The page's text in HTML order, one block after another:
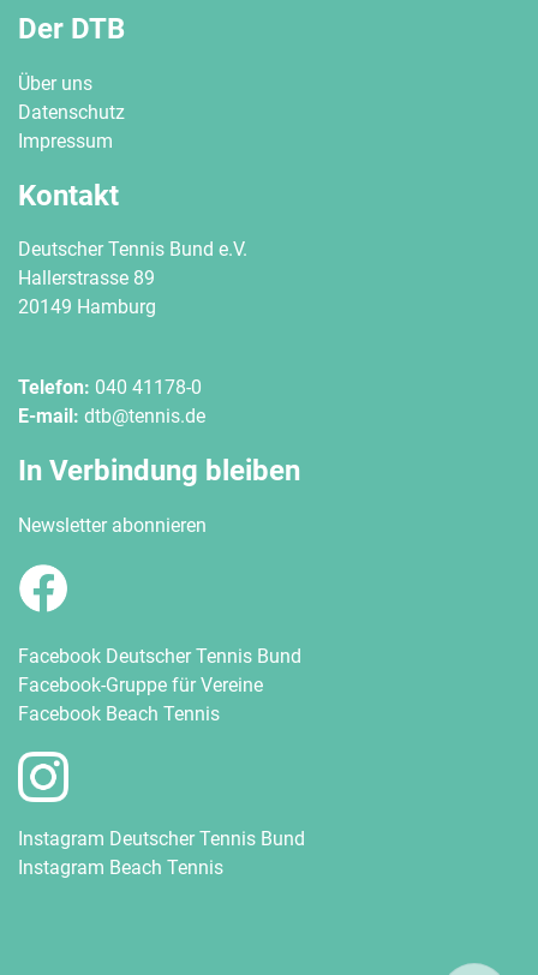
Der DTB
Über uns
Datenschutz
Impressum
Kontakt
Deutscher Tennis Bund e.V.
Hallerstrasse 89
20149 Hamburg
Telefon: 040 41178-0
E-mail: dtb@tennis.de
In Verbindung bleiben
Newsletter abonnieren
Facebook Deutscher Tennis Bund
Facebook-Gruppe für Vereine
Facebook Beach Tennis
Instagram Deutscher Tennis Bund
Instagram Beach Tennis